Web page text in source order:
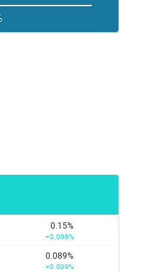
0.15%
+0.098%
0.089%
+0.039%